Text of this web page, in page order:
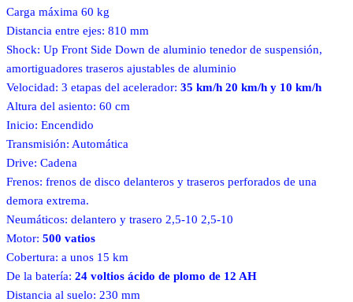
Carga máxima 60 kg
Distancia entre ejes: 810 mm
Shock: Up Front Side Down de aluminio tenedor de suspensión,
amortiguadores traseros ajustables de aluminio
Velocidad: 3 etapas del acelerador: 35 km/h 20 km/h y 10 km/h
Altura del asiento: 60 cm
Inicio: Encendido
Transmisión: Automática
Drive: Cadena
Frenos: frenos de disco delanteros y traseros perforados de una
demora extrema.
Neumáticos: delantero y trasero 2,5-10 2,5-10
Motor: 500 vatios
Cobertura: a unos 15 km
De la batería: 24 voltios ácido de plomo de 12 AH
Distancia al suelo: 230 mm